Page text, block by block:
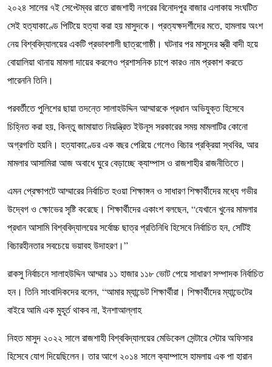
২০২৪ সালের ৭ই সেপ্টেম্বর রাতে রাজশাহী নগরের বিনোদপুর বাজার এলাকায় সংঘটিত
সেই হত্যাকাণ্ডে পিটিয়ে হত্যা করা হয় মাসুদকে। প্রত্যক্ষদর্শীদের মতে, হামলায় অংশ
নেয় বিশ্ববিদ্যালয়ের একটি প্রভাবশালী ছাত্রগোষ্ঠী। ঘটনার পর মাসুদের স্ত্রী বাদী হয়ে
বোয়ালিয়া থানায় মামলা দায়ের করলেও প্রশাসনিক চাপে কারও নাম প্রকাশ করতে
পারেননি তিনি।
পরবর্তীতে পুলিশের ছায়া তদন্তে সালাহউদ্দিন আম্মারকে প্রধান অভিযুক্ত হিসেবে
চিহ্নিত করা হয়, কিন্তু জামায়াত নিয়ন্ত্রিত ইউনূস সরকারের সময় মামলাটির কোনো
অগ্রগতি হয়নি। হত্যাকাণ্ডের এক বছর পেরিয়ে গেলেও বিচার প্রক্রিয়া স্থবির, আর
মামলার আসামিরা আজ অবাধে ঘুরে বেড়াচ্ছে ক্যাম্পাস ও রাজশাহীর রাজনীতিতে।
এমন প্রেক্ষাপটে আম্মারের নির্বাচিত হওয়া শিক্ষাঙ্গন ও সাধারণ শিক্ষার্থীদের মধ্যে গভীর
উদ্বেগ ও ক্ষোভের সৃষ্টি করেছে। শিক্ষার্থীদের একাংশ বলছেন, “যেখানে খুনের মামলার
প্রধান আসামি বিশ্ববিদ্যালয়ের সর্বোচ্চ ছাত্র প্রতিনিধি হিসেবে নির্বাচিত হন, সেটিই
বিচারহীনতার সবচেয়ে ভয়াবহ উদাহরণ।”
রাকসু নির্বাচনে সালাহউদ্দিন আম্মার ১১ হাজার ১১৮ ভোট পেয়ে সাধারণ সম্পাদক নির্বাচিত
হন। তিনি সাংবাদিকদের বলেন, “আমার ম্যান্ডেট শিক্ষার্থীরা। শিক্ষার্থীদের ম্যান্ডেটের
বাইরে আমি এক মুহূর্ত থাকব না, ইনশাআল্লাহ
নিহত মাসুদ ২০২২ সালে রাজশাহী বিশ্ববিদ্যালয়ের মেডিকেল সেন্টারে স্টোর অফিসার
হিসেবে যোগ দিয়েছিলেন। তার আগে ২০১৪ সালে ক্যাম্পাসে হামলায় এক পা হারান